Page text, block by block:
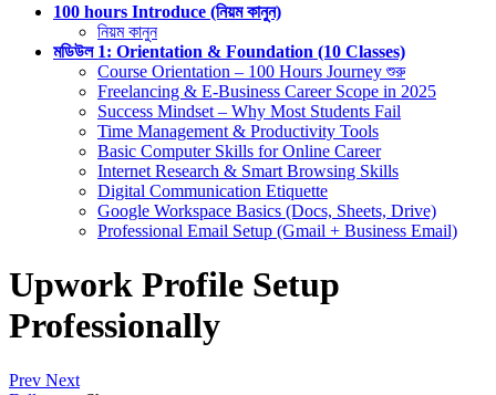
100 hours Introduce (নিয়ম কানুন)
নিয়ম কানুন
মডিউল 1: Orientation & Foundation (10 Classes)
Course Orientation – 100 Hours Journey শুরু
Freelancing & E-Business Career Scope in 2025
Success Mindset – Why Most Students Fail
Time Management & Productivity Tools
Basic Computer Skills for Online Career
Internet Research & Smart Browsing Skills
Digital Communication Etiquette
Google Workspace Basics (Docs, Sheets, Drive)
Professional Email Setup (Gmail + Business Email)
Upwork Profile Setup
Professionally
Prev Next